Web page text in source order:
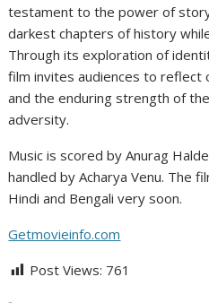
testament to the power of
darkest chapters of history
Through its exploration of
film invites audiences to reflect
and the enduring strength of
adversity.
Music is scored by Anurag
handled by Acharya Venu. The
Hindi and Bengali very soon.
Getmovieinfo.com
Post Views: 761